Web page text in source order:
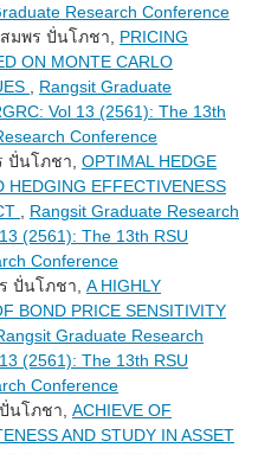
Research Conference
มพร ปั่นโภชา, PRICING
ON MONTE CARLO
Rangsit Graduate
Vol 13 (2561): The 13th
Conference
ปั่นโภชา, OPTIMAL HEDGE
HEDGING EFFECTIVENESS
Rangsit Graduate Research
(2561): The 13th RSU
Conference
ปั่นโภชา, A HIGHLY
BOND PRICE SENSITIVITY
Graduate Research
(2561): The 13th RSU
Conference
นโภชา, ACHIEVE OF
AND STUDY IN ASSET